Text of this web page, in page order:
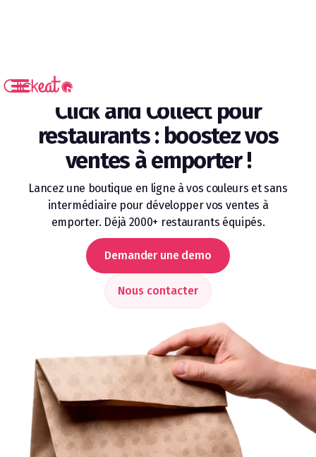
PRODUITS / COMMANDE EN LIGNE / CLICK AND COLLECT
Click and Collect pour
restaurants : boostez vos
ventes à emporter !
Lancez une boutique en ligne à vos couleurs et sans
intermédiaire pour développer vos ventes à
emporter. Déjà 2000+ restaurants équipés.
Demander une demo
Nous contacter